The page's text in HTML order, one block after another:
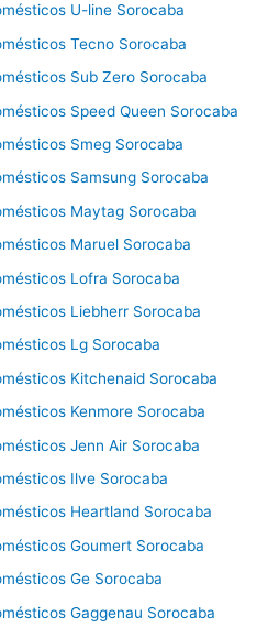
U-line Sorocaba
Tecno Sorocaba
Sub Zero Sorocaba
Speed Queen Sorocaba
Smeg Sorocaba
Samsung Sorocaba
Maytag Sorocaba
Maruel Sorocaba
Lofra Sorocaba
Liebherr Sorocaba
Lg Sorocaba
Kitchenaid Sorocaba
Kenmore Sorocaba
Jenn Air Sorocaba
Ilve Sorocaba
Heartland Sorocaba
Goumert Sorocaba
Ge Sorocaba
Gaggenau Sorocaba